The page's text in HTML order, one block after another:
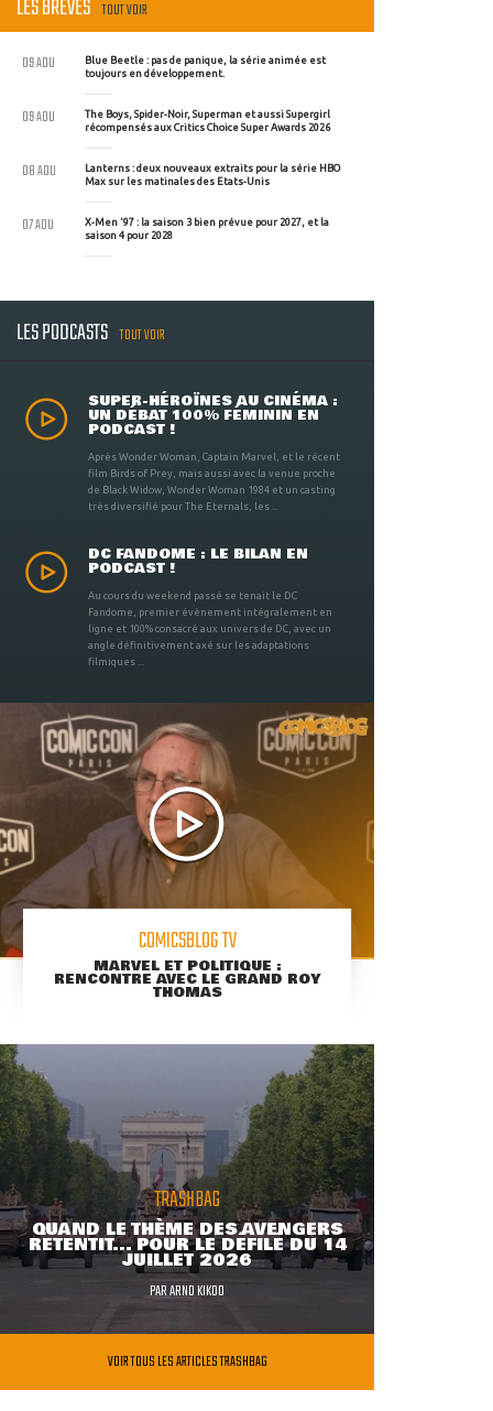
LES BRÈVES TOUT VOIR
Blue Beetle : pas de panique, la série animée est
toujours en développement.
09 AOU
The Boys, Spider-Noir, Superman et aussi Supergirl
récompensés aux Critics Choice Super Awards 2026
09 AOU
Lanterns : deux nouveaux extraits pour la série HBO
Max sur les matinales des Etats-Unis
08 AOU
X-Men '97 : la saison 3 bien prévue pour 2027, et la
saison 4 pour 2028
07 AOU
LES PODCASTS TOUT VOIR
SUPER-HÉROÏNES AU CINÉMA :
UN DÉBAT 100% FÉMININ EN
PODCAST !
Après Wonder Woman, Captain Marvel, et le récent
film Birds of Prey, mais aussi avec la venue proche
de Black Widow, Wonder Woman 1984 et un casting
très diversifié pour The Eternals, les ...
DC FANDOME : LE BILAN EN
PODCAST !
Au cours du weekend passé se tenait le DC
Fandome, premier évènement intégralement en
ligne et 100% consacré aux univers de DC, avec un
angle définitivement axé sur les adaptations
filmiques ...
COMICSBLOG TV
MARVEL ET POLITIQUE :
RENCONTRE AVEC LE GRAND ROY
THOMAS
TRASHBAG
QUAND LE THÈME DES AVENGERS
RETENTIT... POUR LE DÉFILÉ DU 14
JUILLET 2026
PARARNO KIKOO
VOIR TOUS LES ARTICLES TRASHBAG